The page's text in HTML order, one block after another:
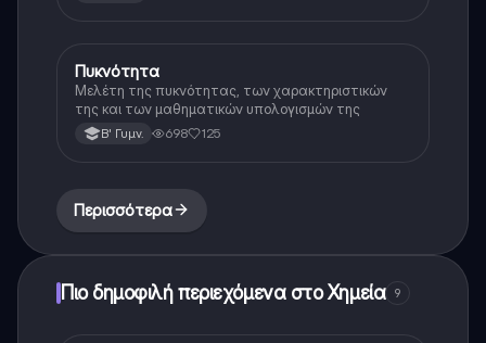
Φυσική
Πυκνότητα
Μελέτη της πυκνότητας, των χαρακτηριστικών
της και των μαθηματικών υπολογισμών της
Β' Γυμν. 698 125
Περισσότερα
Πιο δημοφιλή περιεχόμενα στο Χημεία 9